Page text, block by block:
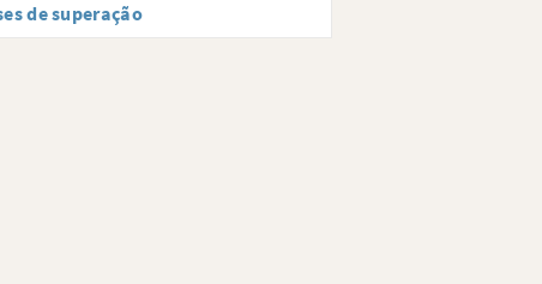
de superação